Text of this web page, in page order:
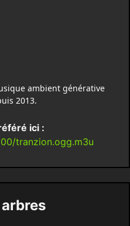
ambient générative
2013.
ici :
tranzion.ogg.m3u